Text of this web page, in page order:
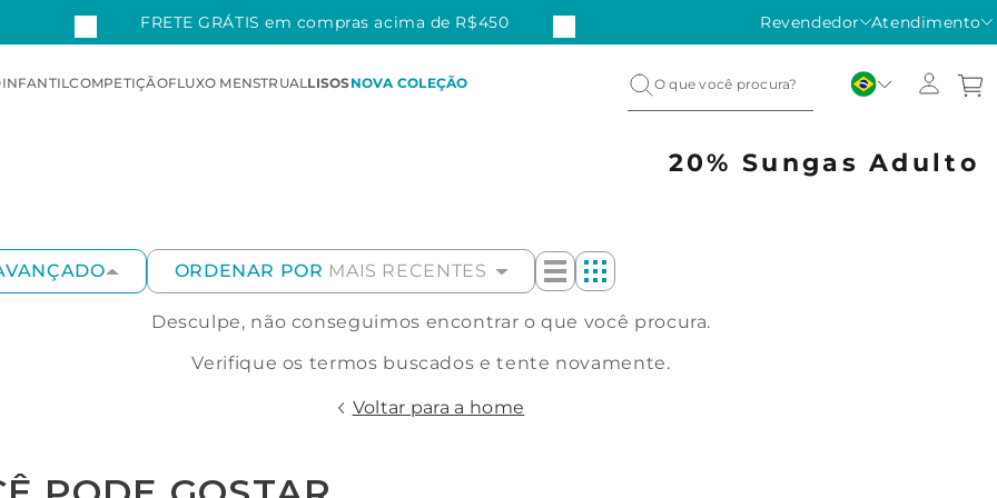
FRETE GRÁTIS em compras acima de R$450 Revendedor Atendimento
INFANTILCOMPETIÇÃOFLUXO MENSTRUALLISOSNOVA COLEÇÃO
20% Sungas Adulto
ORDENAR POR MAIS RECENTES
Desculpe, não conseguimos encontrar o que você procura.
Verifique os termos buscados e tente novamente.
Voltar para a home